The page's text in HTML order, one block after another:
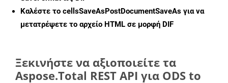
Καλέστε το cellsSaveAsPostDocumentSaveAs για να
μετατρέψετε το αρχείο HTML σε μορφή DIF
Ξεκινήστε να αξιοποιείτε τα
Aspose.Total REST API για ODS to